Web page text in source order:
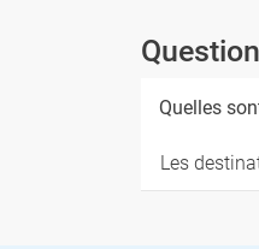
Quelles
Les